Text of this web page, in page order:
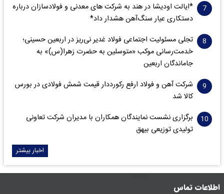
*ایالت اودیشا در هند به شرکت های معدنی و فولادسازان درباره
دستکاری عیار سنگ‌آهن هشدار داد*
تجلی مسئولیت اجتماعی فولاد غدیر نی‌ریز در اربعین حسینی؛
خدمت‌رسانی موکب «متوسلین به حضرت زهرا(س)» به
جاماندگان اربعین
شرکت آهن و فولاد ارفع رکورددار قیمت شمش فولادی در بورس
کالا شد
برگزاری نشست نمایندگان همکاران با مدیران شرکت تعاونی
تولیدی توزیعی بیهق
اخبار بیشتر
اطلاعات تماس